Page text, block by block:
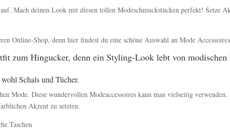
Mach deinen Look mit diesen tollen Modeschmuckstücken perfekt! Setze
Online-Shop, denn hier findest du eine schöne Auswahl an Mode
zum Hingucker, denn ein Styling-Look lebt von
Schals und Tücher.
Mode. Diese wundervollen Modeaccessoires kann man vielseitig
Akzent zu setzten.
Taschen